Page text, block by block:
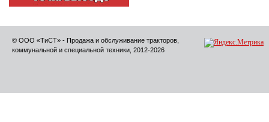
© ООО «ТиСТ» - Продажа и обслуживание тракторов,
коммунальной и специальной техники, 2012-2026